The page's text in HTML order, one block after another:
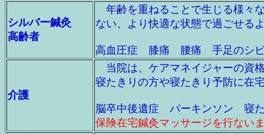
シルバー鍼灸
高齢者
年齢を重ねることで生じる様々
ない、より快適な状態で過ごせる
高血圧症 膝痛 腰痛 手足のシ
介護
当院は、ケアマネイジャーの資
寝たきりの方や寝たきり予防に在
脳卒中後遺症 パーキンソン
保険在宅鍼灸マッサージを行ない